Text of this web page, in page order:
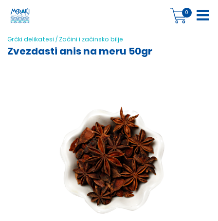
0
Grčki delikatesi / Začini i začinsko bilje
Zvezdasti anis na meru 50gr